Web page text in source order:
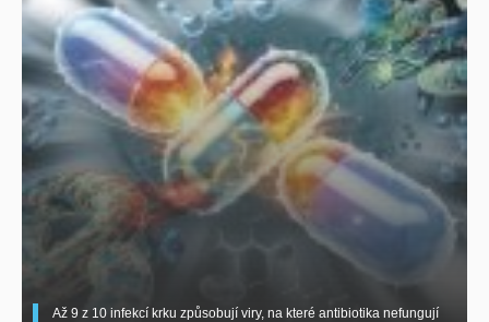
Až 9 z 10 infekcí krku způsobují viry, na které antibiotika nefungují